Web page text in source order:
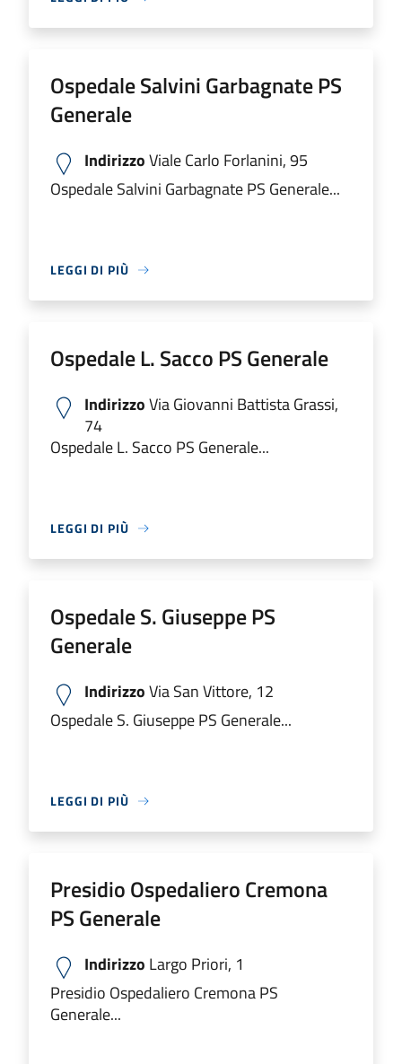
Ospedale Salvini Garbagnate PS
Generale
IndirizzoViale Carlo Forlanini, 95
Ospedale Salvini Garbagnate PS Generale...
LEGGI DI PIÙ
Ospedale L. Sacco PS Generale
IndirizzoVia Giovanni Battista Grassi,
74
Ospedale L. Sacco PS Generale...
LEGGI DI PIÙ
Ospedale S. Giuseppe PS
Generale
IndirizzoVia San Vittore, 12
Ospedale S. Giuseppe PS Generale...
LEGGI DI PIÙ
Presidio Ospedaliero Cremona
PS Generale
Indirizzo Largo Priori, 1
Presidio Ospedaliero Cremona PS
Generale...